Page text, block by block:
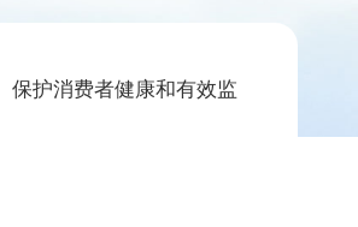
保护消费者健康和有效监